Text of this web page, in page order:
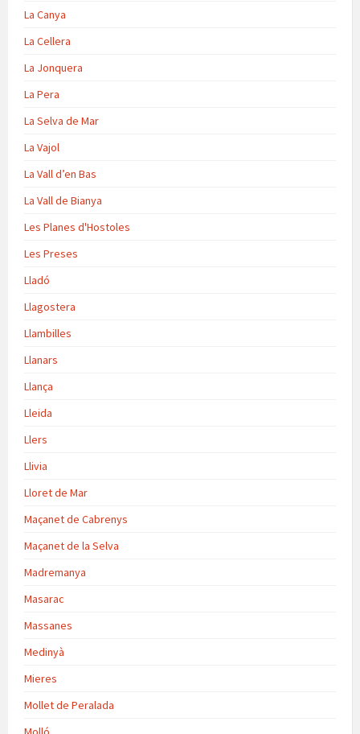
La Canya
La Cellera
La Jonquera
La Pera
La Selva de Mar
La Vajol
La Vall d’en Bas
La Vall de Bianya
Les Planes d'Hostoles
Les Preses
Lladó
Llagostera
Llambilles
Llanars
Llança
Lleida
Llers
Llivia
Lloret de Mar
Maçanet de Cabrenys
Maçanet de la Selva
Madremanya
Masarac
Massanes
Medinyà
Mieres
Mollet de Peralada